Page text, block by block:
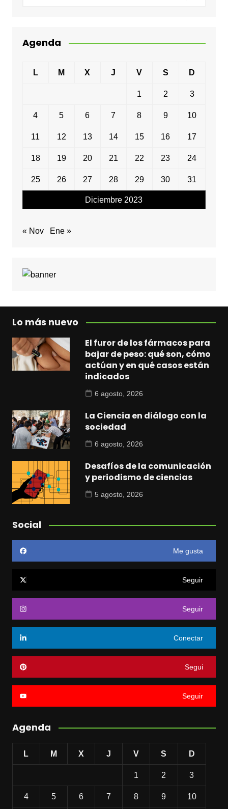
Agenda
Diciembre 2023
L M X J V S D
1 2 3
4 5 6 7 8 9 10
11 12 13 14 15 16 17
18 19 20 21 22 23 24
25 26 27 28 29 30 31
« Nov Ene »
Lo más nuevo
El furor de los fármacos para
bajar de peso: qué son, cómo
actúan y en qué casos están
indicados
6 agosto, 2026
La Ciencia en diálogo con la
sociedad
6 agosto, 2026
Desafíos de la comunicación
y periodismo de ciencias
5 agosto, 2026
Social
Me gusta
Seguir
Seguir
Conectar
Segui
Seguir
Agenda
L M X J V S D
1 2 3
4 5 6 7 8 9 10